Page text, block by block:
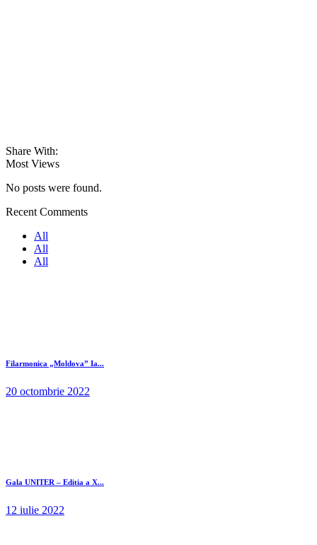
Share With:
Most Views
No posts were found.
Recent Comments
All
All
All
Filarmonica „Moldova” Ia...
20 octombrie 2022
Gala UNITER – Editia a X...
12 iulie 2022